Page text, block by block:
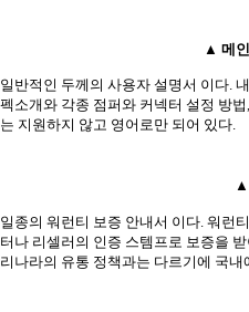
▲ 메
일반적인 두께의 사용자 설명서 이다.
펙소개와 각종 점퍼와 커넥터 설정 방
는 지원하지 않고 영어로만 되어 있다.
▲
일종의 워런티 보증 안내서 이다. 워런
터나 리셀러의 인증 스템프로 보증을
리나라의 유통 정책과는 다르기에 국내